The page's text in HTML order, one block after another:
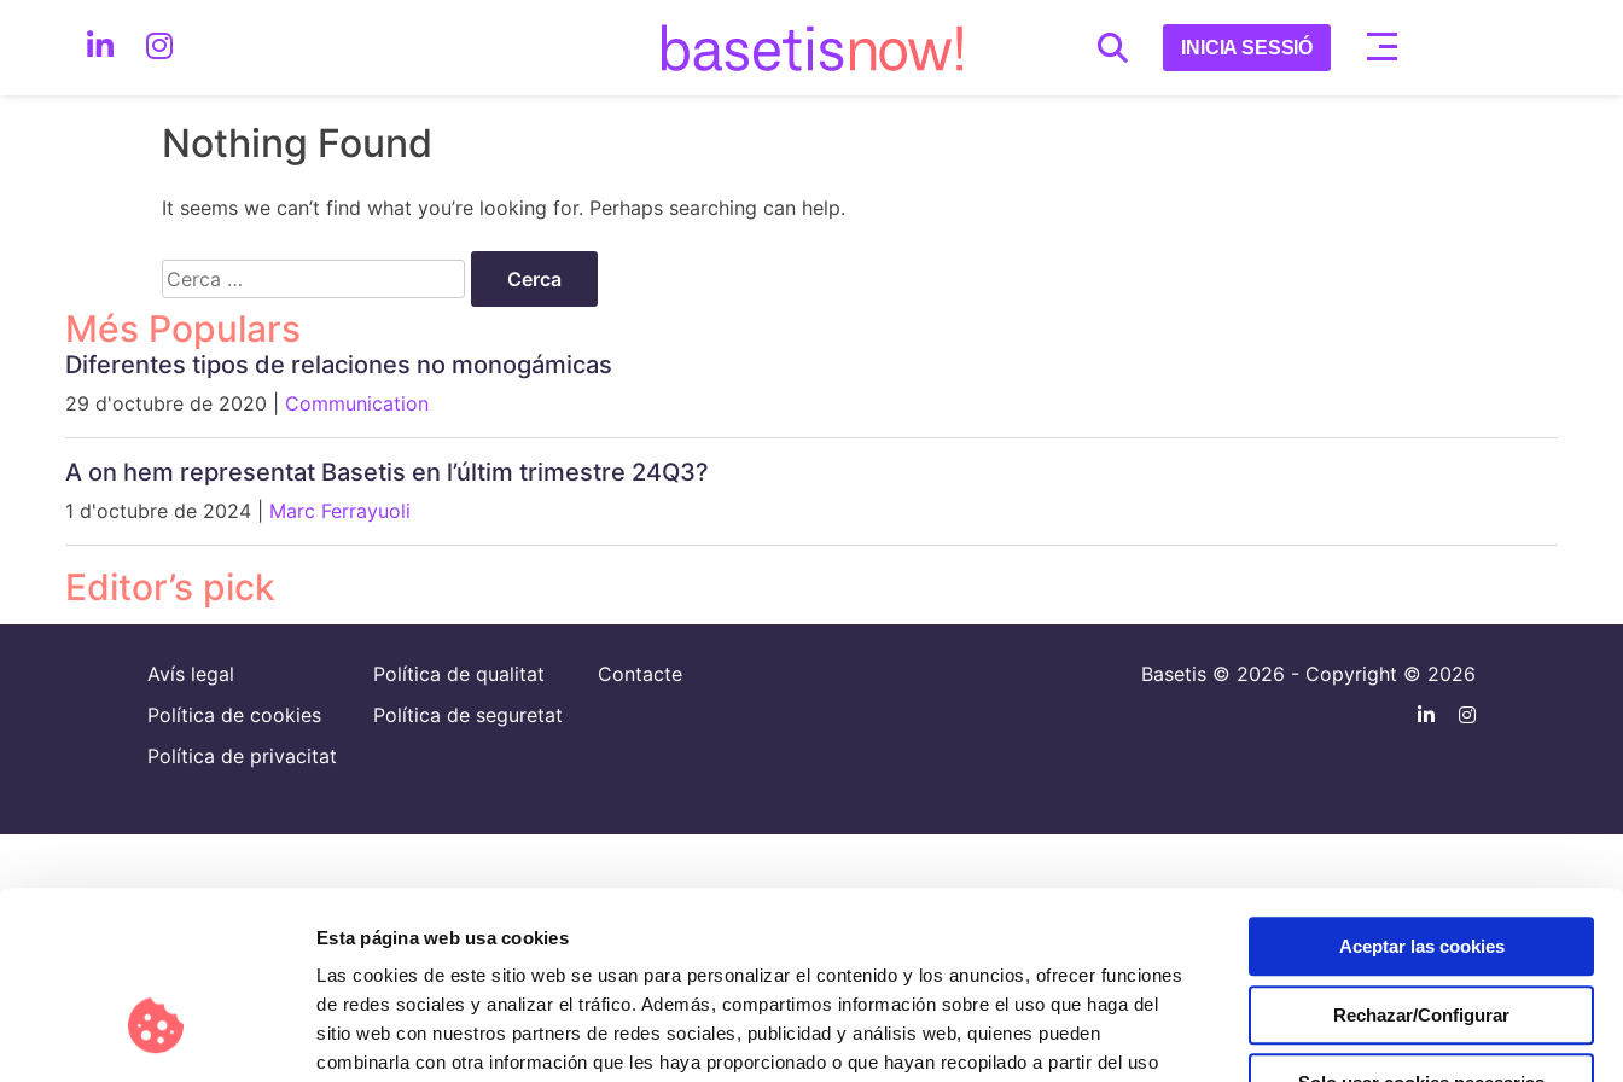
Esta página web usa cookies
Las cookies de este sitio web se usan para personalizar el contenido y los anuncios, ofrecer funciones
de redes sociales y analizar el tráfico. Además, compartimos información sobre el uso que haga del
sitio web con nuestros partners de redes sociales, publicidad y análisis web, quienes pueden
combinarla con otra información que les haya proporcionado o que hayan recopilado a partir del uso
Aceptar las cookies
Rechazar/Configurar
to
content
INICIA SESSIÓ
Nothing Found
It seems we can’t find what you’re looking for. Perhaps searching can help.
Cerca:
Més Populars
Diferentes tipos de relaciones no monogámicas
29 d'octubre de 2020 | Communication
A on hem representat Basetis en l’últim trimestre 24Q3?
1 d'octubre de 2024 | Marc Ferrayuoli
Editor’s pick
Avís legal
Política de cookies
Política de privacitat
Política de qualitat
Política de seguretat
Contacte Basetis © 2026 - Copyright © 2026